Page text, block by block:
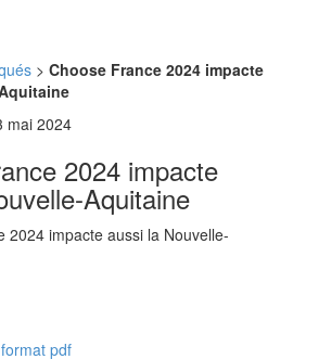
> Choose France 2024 impacte
mai 2024
2024 impacte
Aquitaine